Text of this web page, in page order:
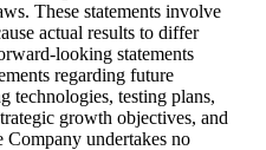
These statements involve
actual results to differ
looking statements
regarding future
technologies, testing plans,
growth objectives, and
undertakes no